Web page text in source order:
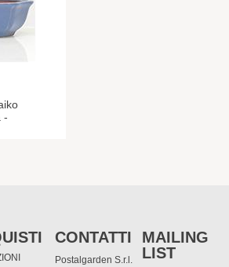
-
CONTATTI
Postalgarden S.r.l.
MAILING
LIST